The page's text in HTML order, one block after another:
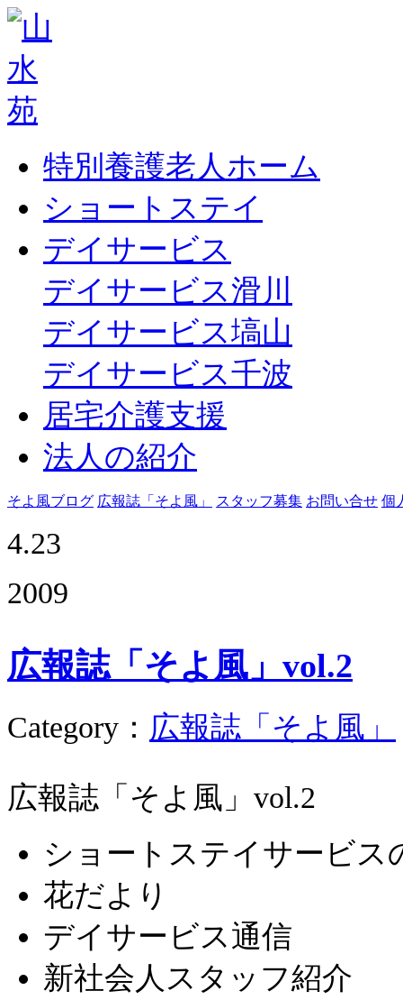
特別養護老人ホーム
ショートステイ
デイサービス
デイサービス滑川
デイサービス塙山
デイサービス千波
居宅介護支援
法人の紹介
そよ風ブログ 広報誌「そよ風」 スタッフ募集 お問い合せ 個
4.23
2009
広報誌「そよ風」vol.2
Category ： 広報誌「そよ風」
広報誌「そよ風」vol.2
ショートステイサービス
花だより
デイサービス通信
新社会人スタッフ紹介